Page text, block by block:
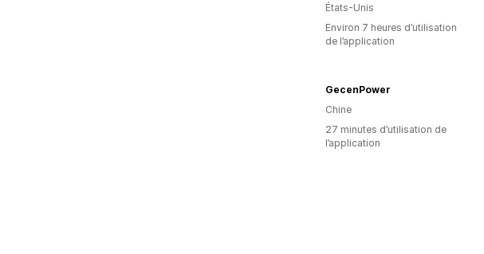
États-Unis
Environ 7 heures d’utilisation
de l’application
GecenPower
Chine
27 minutes d’utilisation de
l’application